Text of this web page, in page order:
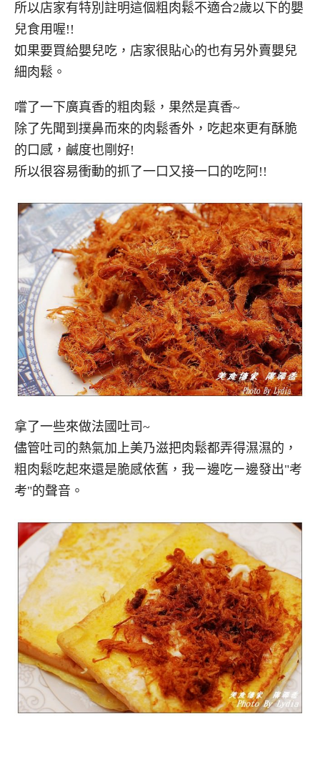
所以店家有特別註明這個粗肉鬆不適合2歲以下的嬰
兒食用喔!!
如果要買給嬰兒吃，店家很貼心的也有另外賣嬰兒
細肉鬆。
嚐了一下廣真香的粗肉鬆，果然是真香~
除了先聞到撲鼻而來的肉鬆香外，吃起來更有酥脆
的口感，鹹度也剛好!
所以很容易衝動的抓了一口又接一口的吃阿!!
拿了一些來做法國吐司~
儘管吐司的熱氣加上美乃滋把肉鬆都弄得濕濕的，
粗肉鬆吃起來還是脆感依舊，我ㄧ邊吃ㄧ邊發出"考
考"的聲音。